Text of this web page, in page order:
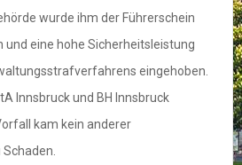
wurde ihm der Führerschein
eine hohe Sicherheitsleistung
eingehoben.
Innsbruck und BH Innsbruck
kam kein anderer